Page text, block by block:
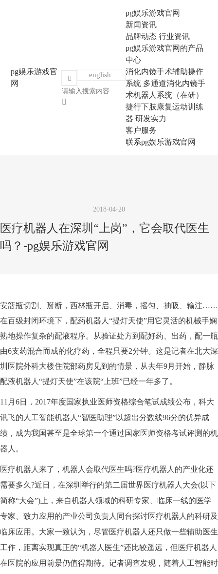
pg娱乐游戏官
网
english
pg娱乐游戏官网
新闻资讯
品牌动态 行业资讯
pg娱乐游戏官网的产品
中心
消化内镜手术辅助操作
系统 多通道消化内镜手
术机器人系统（在研）
捷行下肢康复运动训练
器 研发实力
客户服务
联系pg娱乐游戏官网
2018-04-20
医疗机器人在深圳“上岗”，它会取代医生
吗？-pg娱乐游戏官网
安瓿瓶切割、掰断，西林瓶开启、消毒，摇匀、抽吸、输注……
在百级封闭环境下，配药机器人“提灯天使”用它灵活的机械手娴
熟地操作复杂的配液程序。从验证处方到配好药、出药，配一瓶
由6支药混合而成的化疗药，全程只要2分钟。这是记者在北大深
圳医院外科大楼住院部药房见到的情景，从去年9月开始，静脉
配液机器人“提灯天使”在该院“上班”已经一年多了。
11月6日，2017年度国家执业医师资格综合笔试成绩公布，科大
讯飞的人工智能机器人“智医助理”以超出分数线96分的优异成
绩，成为我国甚至是全球第一个通过国家医师资格考试评测的机
器人。
医疗机器人来了，机器人会取代医生吗?医疗机器人的产业化还
需要多久?近日，在深圳举行的第二届世界医疗机器人大会(以下
简称“大会”)上，来自机器人领域的科研专家、临床一线的医学
专家、致力应用的产业公司负责人同台探讨医疗机器人的科研及
临床应用。大家一致认为，尽管医疗机器人还只做一些辅助医生
工作，距离实现真正的“机器人医生”还比较遥远，但医疗机器人
在医院的应用前景仍值得期待。记者调查发现，随着人工智能时